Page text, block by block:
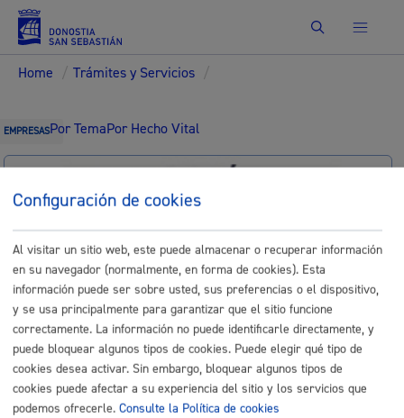
Buscar
Home / Trámites y Servicios /
EMPRESASPor TemaPor Hecho Vital
Identificación electrónica B@kQ
Trámites
Turismo: Comentarios y
Reclamaciones
Trámite no disponible o fuera de plazo. Si necesitas
Configuración de cookies
Al visitar un sitio web, este puede almacenar o recuperar información
en su navegador (normalmente, en forma de cookies). Esta
información puede ser sobre usted, sus preferencias o el dispositivo,
y se usa principalmente para garantizar que el sitio funcione
correctamente. La información no puede identificarle directamente, y
puede bloquear algunos tipos de cookies. Puede elegir qué tipo de
cookies desea activar. Sin embargo, bloquear algunos tipos de
cookies puede afectar a su experiencia del sitio y los servicios que
podemos ofrecerle. Consulte la Política de cookies